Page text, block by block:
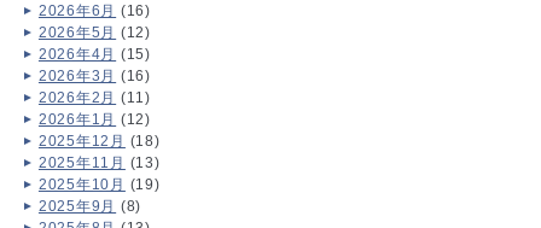
2026年6月 (16)
2026年5月 (12)
2026年4月 (15)
2026年3月 (16)
2026年2月 (11)
2026年1月 (12)
2025年12月 (18)
2025年11月 (13)
2025年10月 (19)
2025年9月 (8)